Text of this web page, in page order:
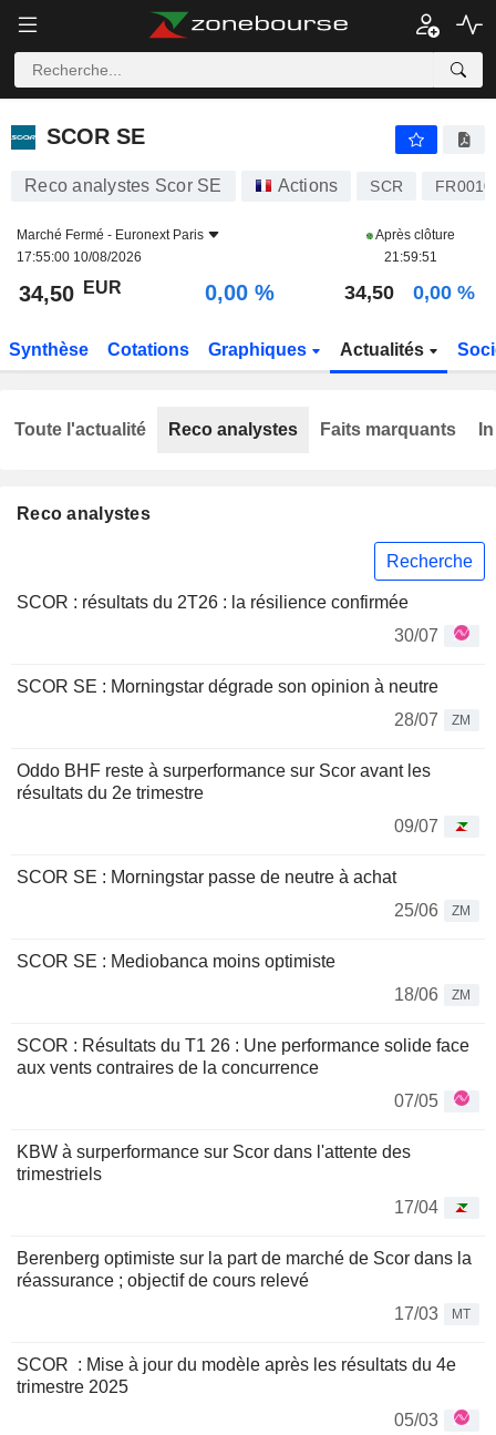
SCOR SE
SCOR SE
Reco analystes Scor SE Actions SCR
Marché Fermé - Euronext Paris
17:55:00 10/08/2026
Après clôture
21:59:51
34,50 EUR 0,00 % 34,50 0,00 %
Synthèse Cotations Graphiques Actualités
Reco analystes
Recherche
SCOR : résultats du 2T26 : la résilience confirmée
30/07
SCOR SE : Morningstar dégrade son opinion à neutre
28/07
ZM
Oddo BHF reste à surperformance sur Scor avant les
résultats du 2e trimestre
09/07
SCOR SE : Morningstar passe de neutre à achat
25/06
ZM
SCOR SE : Mediobanca moins optimiste
18/06
ZM
SCOR : Résultats du T1 26 : Une performance solide face
aux vents contraires de la concurrence
07/05
KBW à surperformance sur Scor dans l'attente des
trimestriels
17/04
Berenberg optimiste sur la part de marché de Scor dans la
réassurance ; objectif de cours relevé
17/03
MT
SCOR : Mise à jour du modèle après les résultats du 4e
trimestre 2025
05/03
Toute l'actualité Reco analystes Faits marquants